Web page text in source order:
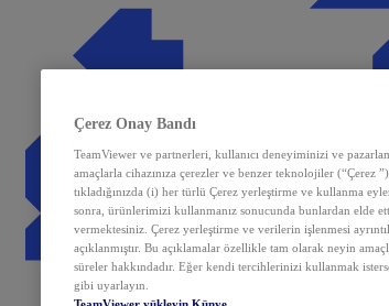
Çerez Onay Bandı
TeamViewer ve partnerleri, kullanıcı deneyiminizi ve
amaçlarla cihazınıza çerezler ve benzer teknolojiler (“Çerez
tıkladığınızda (i) her türlü Çerez yerleştirme ve kullanma
sonra, ürünlerimizi kullanmanız sonucunda bunlardan elde
vermektesiniz. Çerez yerleştirme ve verilerin işlenmesi
açıklanmıştır. Bu açıklamalar özellikle tam olarak neyin
süreler hakkındadır. Eğer kendi tercihlerinizi kullanmak
gibi uyarlayın.